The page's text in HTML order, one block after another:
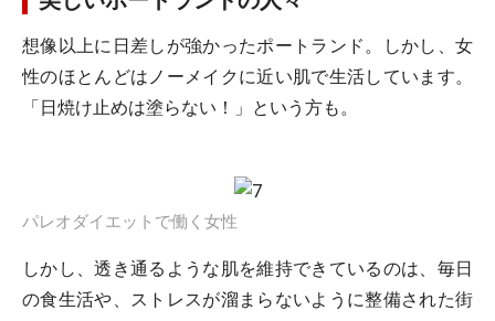
想像以上に日差しが強かったポートランド。しかし、女
性のほとんどはノーメイクに近い肌で生活しています。
「日焼け止めは塗らない！」という方も。
パレオダイエットで働く女性
しかし、透き通るような肌を維持できているのは、毎日
の食生活や、ストレスが溜まらないように整備された街